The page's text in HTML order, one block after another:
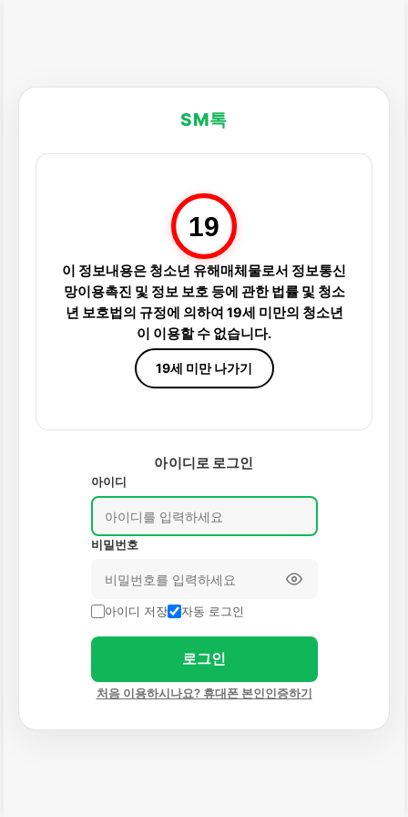
SM톡
19
이 정보내용은 청소년 유해매체물로서 정보통신
망이용촉진 및 정보 보호 등에 관한 법률 및 청소
년 보호법의 규정에 의하여 19세 미만의 청소년
이 이용할 수 없습니다.
19세 미만 나가기
아이디로 로그인
아이디
비밀번호
아이디 저장 자동 로그인
로그인
처음 이용하시나요? 휴대폰 본인인증하기